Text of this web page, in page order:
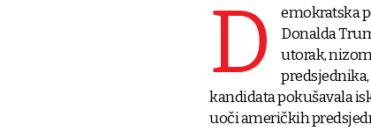
D
emokratska
Donalda
utorak,
kandidata pokušavala
uoči američkih